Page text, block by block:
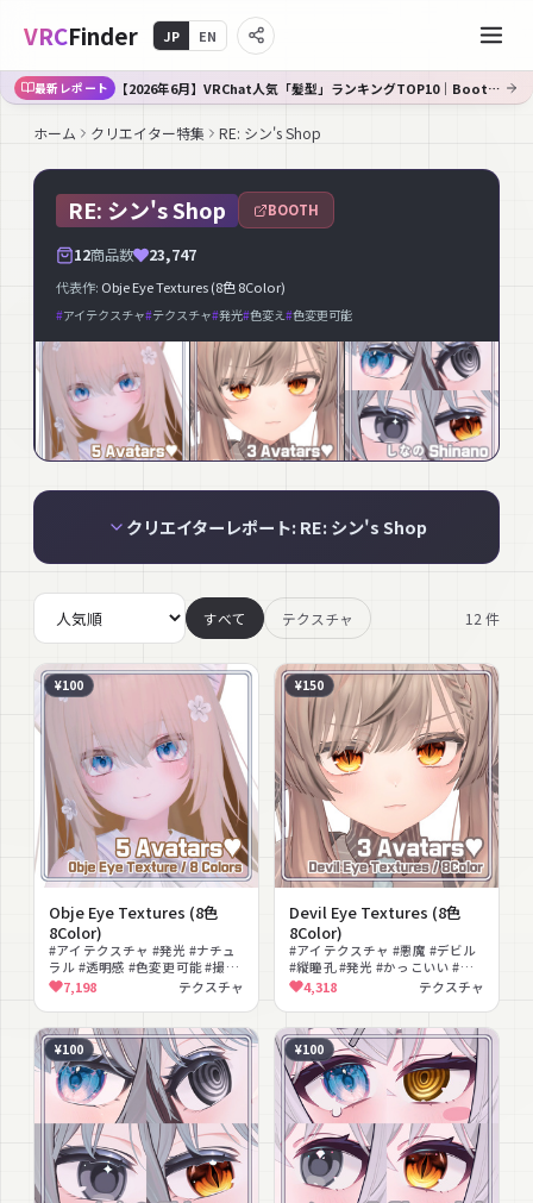
VRCFinder JP EN
最新レポート 【2026年6月】VRChat人気「髪型」ランキングTOP10｜Booth傾向分析
ホーム クリエイター特集 RE: シン's Shop
RE: シン's Shop BOOTH
12商品数 23,747
代表作: Obje Eye Textures (8色 8Color)
#アイテクスチャ#テクスチャ#発光#色変え#色変更可能
クリエイターレポート: RE: シン's Shop
すべて テクスチャ 12 件
¥100
Obje Eye Textures (8色
8Color)
#アイテクスチャ #発光 #ナチュ
ラル #透明感 #色変更可能 #撮影
向け #テクスチャ
7,198 テクスチャ
¥150
Devil Eye Textures (8色
8Color)
#アイテクスチャ #悪魔 #デビル
#縦瞳孔 #発光 #かっこいい #ダ
ーク #テクスチャ
4,318 テクスチャ
¥100 ¥100